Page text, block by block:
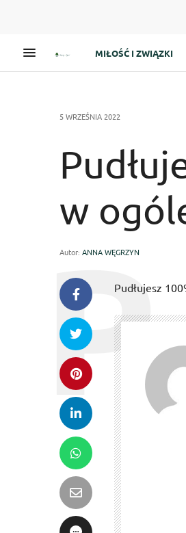
MIŁOŚĆ I ZWIĄZKI
5 WRZEŚNIA 2022
w
Autor: ANNA WĘGRZYN
Pudłujesz